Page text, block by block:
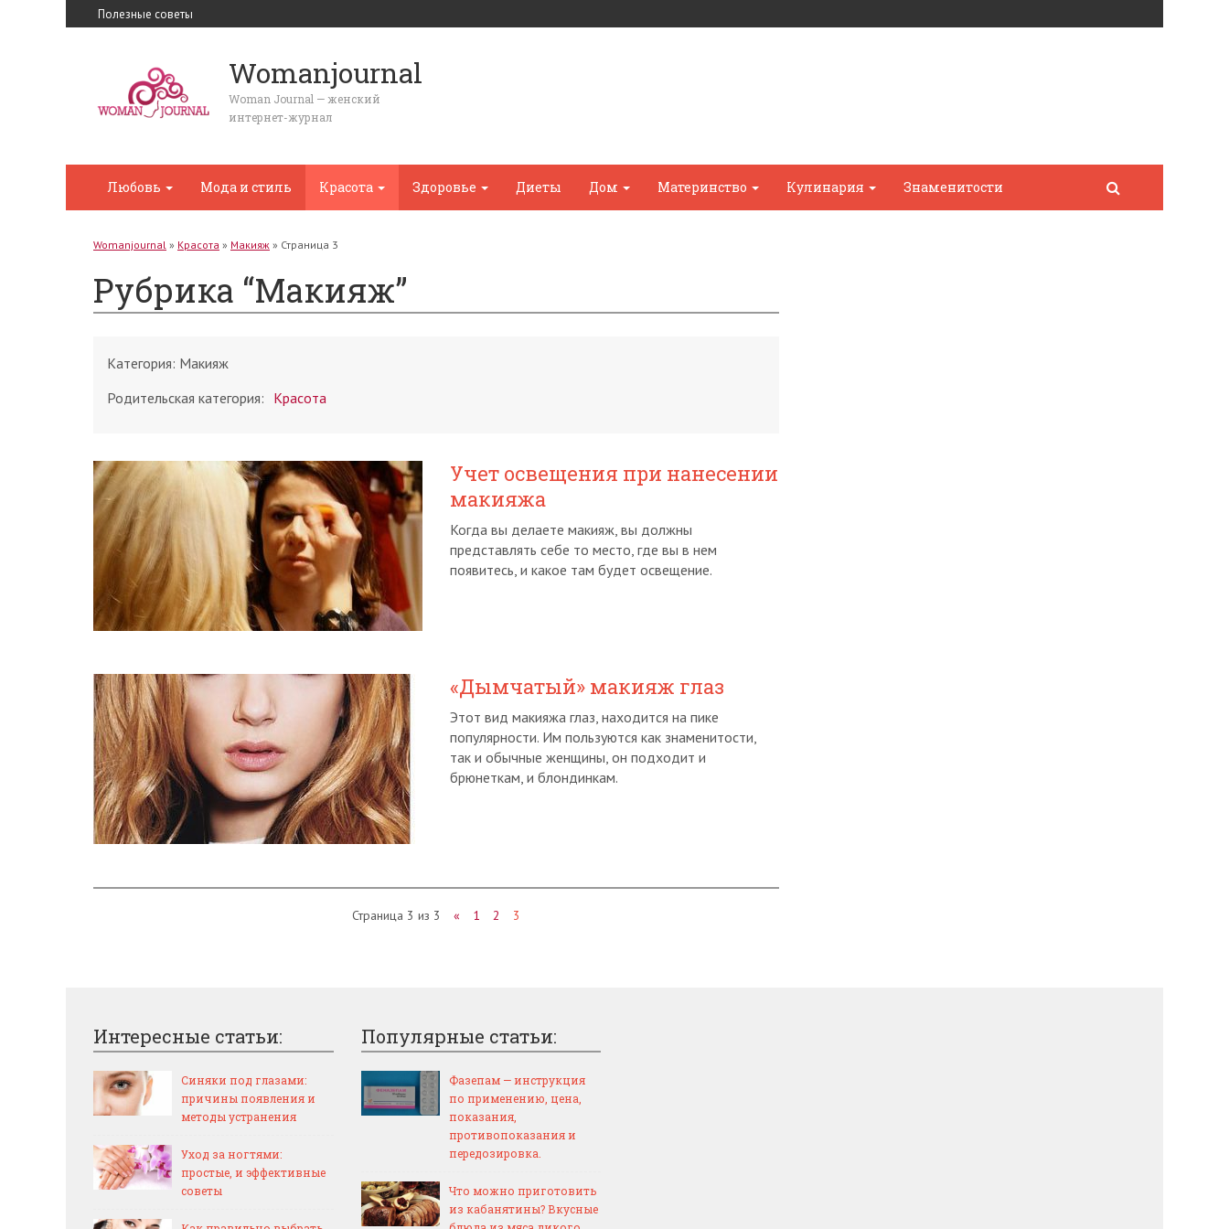
Полезные советы
Womanjournal
Woman Journal — женский
интернет-журнал
Любовь Мода и стиль Красота Здоровье Диеты Дом Материнство Кулинария Знаменитости
Womanjournal » Красота » Макияж » Страница 3
Рубрика “Макияж”
Категория: Макияж
Родительская категория: Красота
Учет освещения при нанесении
макияжа
Когда вы делаете макияж, вы должны
представлять себе то место, где вы в нем
появитесь, и какое там будет освещение.
«Дымчатый» макияж глаз
Этот вид макияжа глаз, находится на пике
популярности. Им пользуются как знаменитости,
так и обычные женщины, он подходит и
брюнеткам, и блондинкам.
Страница 3 из 3 « 1 2 3
Интересные статьи:
Синяки под глазами:
причины появления и
методы устранения
Уход за ногтями:
простые, и эффективные
советы
Популярные статьи:
Фазепам — инструкция
по применению, цена,
показания,
противопоказания и
передозировка.
Что можно приготовить
из кабанятины? Вкусные